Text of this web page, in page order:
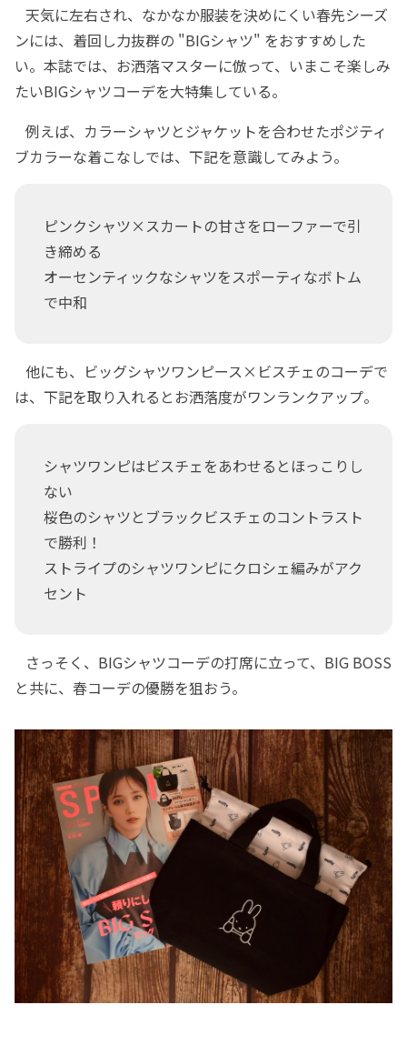
天気に左右され、なかなか服装を決めにくい春先シーズ
ンには、着回し力抜群の "BIGシャツ" をおすすめした
い。本誌では、お洒落マスターに倣って、いまこそ楽しみ
たいBIGシャツコーデを大特集している。
例えば、カラーシャツとジャケットを合わせたポジティ
ブカラーな着こなしでは、下記を意識してみよう。
ピンクシャツ×スカートの甘さをローファーで引
き締める
オーセンティックなシャツをスポーティなボトム
で中和
他にも、ビッグシャツワンピース×ビスチェのコーデで
は、下記を取り入れるとお洒落度がワンランクアップ。
シャツワンピはビスチェをあわせるとほっこりし
ない
桜色のシャツとブラックビスチェのコントラスト
で勝利！
ストライプのシャツワンピにクロシェ編みがアク
セント
さっそく、BIGシャツコーデの打席に立って、BIG BOSS
と共に、春コーデの優勝を狙おう。